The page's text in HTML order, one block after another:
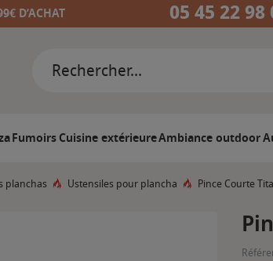
D’ACHAT 05 45 22 98
FumoirsCuisine extérieureAmbiance outdoor
planchas Ustensiles pour plancha Pince Courte